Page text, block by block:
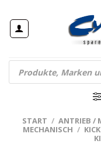
Inhalt
springen
Products
search
START / ANTRIEB /
MECHANISCH /